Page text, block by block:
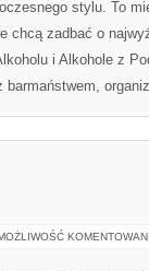
stylu. To
chcą zadbać o
i Alkohole z
barmaństwem,